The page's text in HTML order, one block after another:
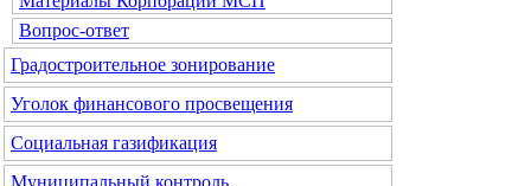
Вопрос-ответ
Градостроительное зонирование
Уголок финансового просвещения
Социальная газификация
Муниципальный контроль